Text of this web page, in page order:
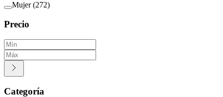
Mujer (272)
Precio
Categoría